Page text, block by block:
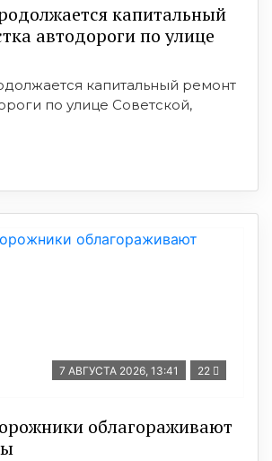
капитальный
автодороги по улице
капитальный ремонт
по улице Советской,
7 АВГУСТА 2026, 13:41 22
облагораживают